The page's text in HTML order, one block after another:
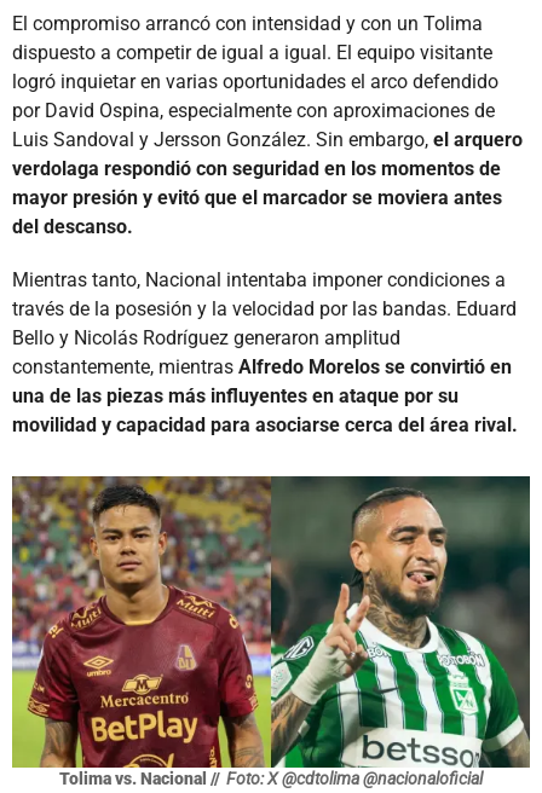
El compromiso arrancó con intensidad y con un Tolima
dispuesto a competir de igual a igual. El equipo visitante
logró inquietar en varias oportunidades el arco defendido
por David Ospina, especialmente con aproximaciones de
Luis Sandoval y Jersson González. Sin embargo, el arquero
verdolaga respondió con seguridad en los momentos de
mayor presión y evitó que el marcador se moviera antes
del descanso.
Mientras tanto, Nacional intentaba imponer condiciones a
través de la posesión y la velocidad por las bandas. Eduard
Bello y Nicolás Rodríguez generaron amplitud
constantemente, mientras Alfredo Morelos se convirtió en
una de las piezas más influyentes en ataque por su
movilidad y capacidad para asociarse cerca del área rival.
Tolima vs. Nacional // Foto: X @cdtolima @nacionaloficial